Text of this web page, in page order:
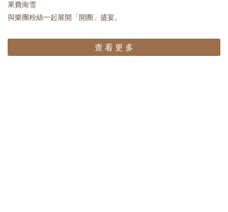
果費南雪
與樂團粉絲一起展開「開圈」盛宴。
查 看 更 多